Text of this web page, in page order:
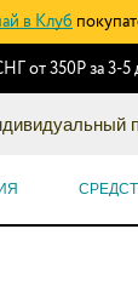
в Клуб
от 350Р за 3-5